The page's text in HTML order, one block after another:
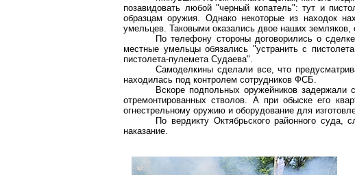
позавидовать любой "черный копатель": тут и
образцам оружия. Однако некоторые из находок
умельцев. Таковыми оказались двое наших
По телефону стороны договорились о
местные умельцы обязались "устранить с
пистолета-пулемета Судаева".
Самоделкины сделали все, что
находилась под контролем сотрудников ФСБ.
Вскоре подпольных оружейников задержали
отремонтированных стволов. А при обыске его
огнестрельному оружию и оборудование для
По вердикту Октябрьского районного
наказание.